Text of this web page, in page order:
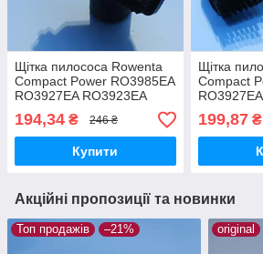
Щітка пилососа Rowenta
Compact Power RO3985EA
RO3927EA RO3923EA
RO3953EA RO3969EA
м'який ворс мала
194,34 ₴ 246 ₴
Купити
Щітка
Compact
щілинна
ворсом
199,87₴
Акційні пропозиції та новинки
Топ продажів –21% original